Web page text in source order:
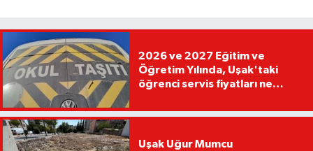
2026 ve 2027 Eğitim ve
Öğretim Yılında, Uşak'taki
öğrenci servis fiyatları ne
Uşak Uğur Mumcu